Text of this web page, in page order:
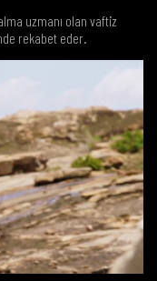
uzmanı olan vaftiz
rekabet eder.